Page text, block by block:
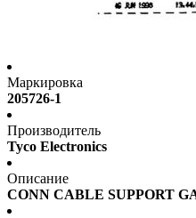
Маркировка
205726-1
Производитель
Tyco Electronics
Описание
CONN CABLE SUPPORT